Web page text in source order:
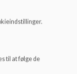
sanserne,
sjovt at
den
til at følge de